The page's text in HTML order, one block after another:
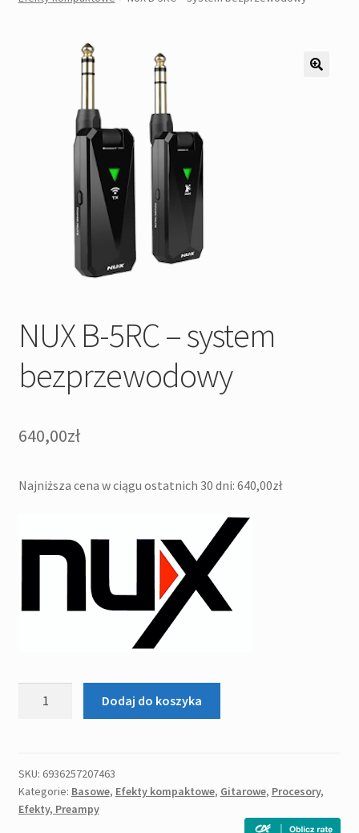
Pozostałe
NUX B-5RC – system
bezprzewodowy
640,00zł
Najniższa cena w ciągu ostatnich 30 dni: 640,00zł
-
system
bezprzewodowy
Dodaj do koszyka
SKU: 6936257207463
Kategorie: Basowe, Efekty kompaktowe, Gitarowe, Procesory,
Efekty, Preampy